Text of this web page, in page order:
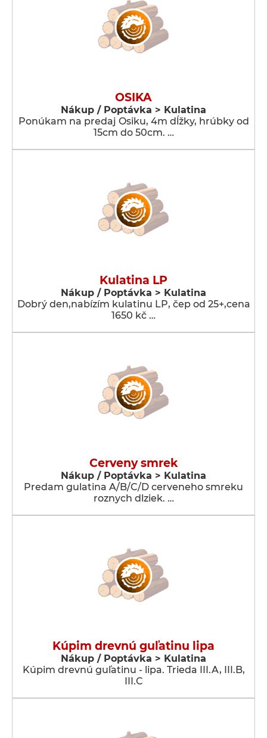
OSIKA
Nákup / Poptávka > Kulatina
Ponúkam na predaj Osiku, 4m dĺžky, hrúbky od
15cm do 50cm. …
Kulatina LP
Nákup / Poptávka > Kulatina
Dobrý den,nabízím kulatinu LP, čep od 25+,cena
1650 kč …
Cerveny smrek
Nákup / Poptávka > Kulatina
Predam gulatina A/B/C/D cerveneho smreku
roznych dlziek. …
Kúpim drevnú guľatinu lipa
Nákup / Poptávka > Kulatina
Kúpim drevnú guľatinu - lipa. Trieda III.A, III.B,
III.C